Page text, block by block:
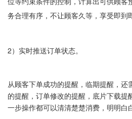
务合理有序，不让顾客久等，享受即到
2）实时推送订单状态。
从顾客下单成功的提醒，临期提醒，
的提醒，订单修改的提醒，底片下载提
一步操作都可以清清楚楚消费，明明白